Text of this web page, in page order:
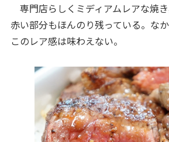
専門店らしくミディアムレアな焼き
赤い部分もほんのり残っている。な
このレア感は味わえない。